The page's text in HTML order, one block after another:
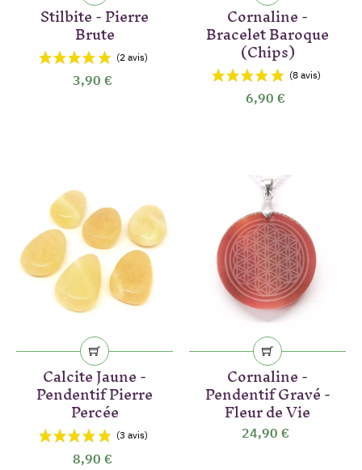
(9 avis)
Stilbite - Pierre
Brute
3,90 €
Cornaline -
Bracelet Baroque
(Chips)
6,90 €
Calcite Jaune -
Pendentif Pierre
Percée
8,90 €
Cornaline -
Pendentif Gravé -
Fleur de Vie
24,90 €